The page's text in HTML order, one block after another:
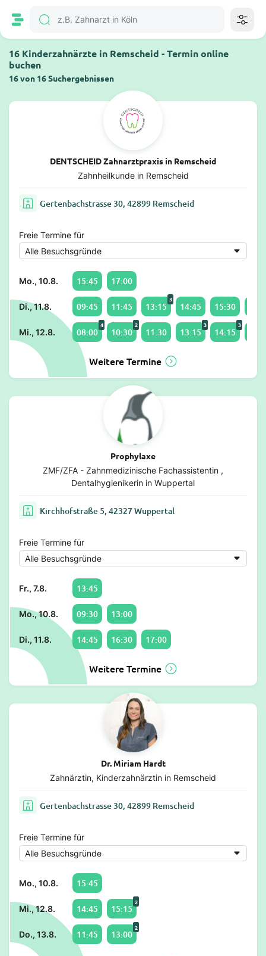
16 Kinderzahnärzte in Remscheid - Termin online
buchen
16 von 16 Suchergebnissen
DENTSCHEID Zahnarztpraxis in Remscheid
Zahnheilkunde in Remscheid
Gertenbachstrasse 30, 42899 Remscheid
Freie Termine für
Mo., 10.8. 15:45 17:00
Di., 11.8. 09:45 11:45 13:15
3
14:45 15:30
Mi., 12.8. 08:00
4
10:30
2
11:30 13:15
3
14:15
3
Weitere Termine
Prophylaxe
ZMF/ZFA - Zahnmedizinische Fachassistentin ,
Dentalhygienikerin in Wuppertal
Kirchhofstraße 5, 42327 Wuppertal
Freie Termine für
Fr., 7.8. 13:45
Mo., 10.8. 09:30 13:00
Di., 11.8. 14:45 16:30 17:00
Weitere Termine
Dr. Miriam Hardt
Zahnärztin, Kinderzahnärztin in Remscheid
Gertenbachstrasse 30, 42899 Remscheid
Freie Termine für
Mo., 10.8. 15:45
Mi., 12.8. 14:45 15:15
2
Do., 13.8. 11:45 13:00
2